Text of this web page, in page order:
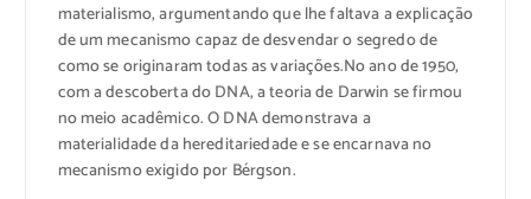
materialismo, argumentando que lhe faltava a explicação
de um mecanismo capaz de desvendar o segredo de
como se originaram todas as variações.No ano de 1950,
com a descoberta do DNA, a teoria de Darwin se firmou
no meio acadêmico. O DNA demonstrava a
materialidade da hereditariedade e se encarnava no
mecanismo exigido por Bérgson.